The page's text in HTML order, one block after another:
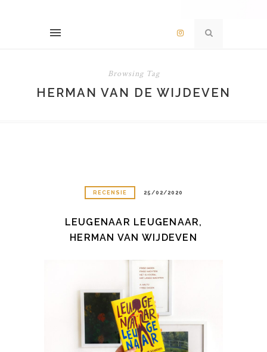
Browsing Tag
HERMAN VAN DE WIJDEVEN
RECENSIE 25/02/2020
LEUGENAAR LEUGENAAR,
HERMAN VAN WIJDEVEN